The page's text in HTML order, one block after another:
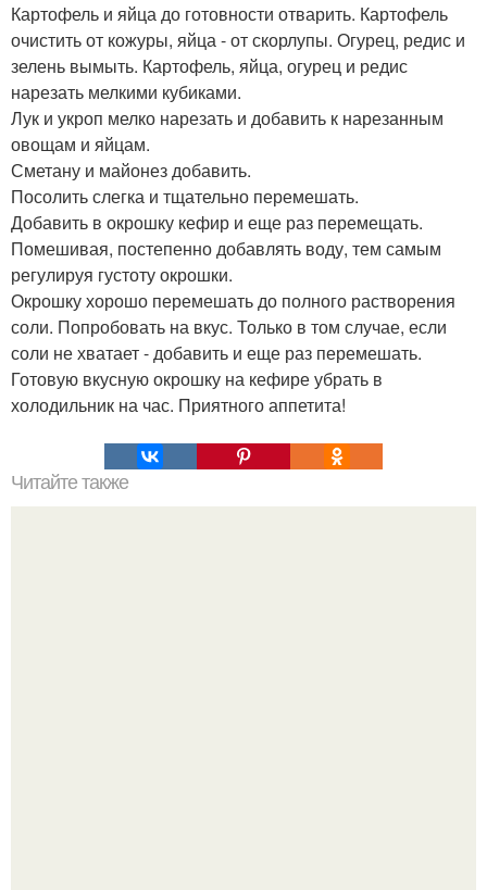
Картофель и яйца до готовности отварить. Картофель
очистить от кожуры, яйца - от скорлупы. Огурец, редис и
зелень вымыть. Картофель, яйца, огурец и редис
нарезать мелкими кубиками.
Лук и укроп мелко нарезать и добавить к нарезанным
овощам и яйцам.
Сметану и майонез добавить.
Посолить слегка и тщательно перемешать.
Добавить в окрошку кефир и еще раз перемещать.
Помешивая, постепенно добавлять воду, тем самым
регулируя густоту окрошки.
Окрошку хорошо перемешать до полного растворения
соли. Попробовать на вкус. Только в том случае, если
соли не хватает - добавить и еще раз перемешать.
Готовую вкусную окрошку на кефире убрать в
холодильник на час. Приятного аппетита!
Читайте также